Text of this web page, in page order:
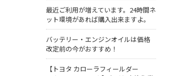
最近ご利用が増えています。24時間ネ
ット環境があれば購入出来ますよ。
バッテリー・エンジンオイルは価格
改定前の今がおすすめ！
【トヨタ カローラフィールダー